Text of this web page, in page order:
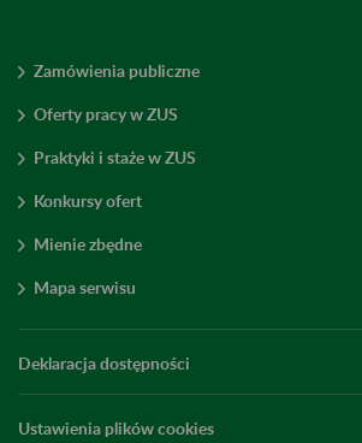
Zamówienia publiczne
Oferty pracy w ZUS
Praktyki i staże w ZUS
Konkursy ofert
Mienie zbędne
Mapa serwisu
Deklaracja dostępności
Ustawienia plików cookies